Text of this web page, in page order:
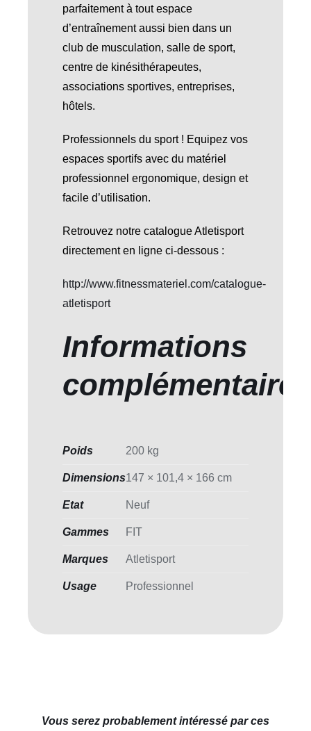
parfaitement à tout espace
d’entraînement aussi bien dans un
club de musculation, salle de sport,
centre de kinésithérapeutes,
associations sportives, entreprises,
hôtels.
Professionnels du sport ! Equipez vos
espaces sportifs avec du matériel
professionnel ergonomique, design et
facile d’utilisation.
Retrouvez notre catalogue Atletisport
directement en ligne ci-dessous :
http://www.fitnessmateriel.com/catalogue-
atletisport
Informations
complémentaires
Poids 200 kg
Dimensions147 × 101,4 × 166 cm
Etat Neuf
Gammes FIT
Marques Atletisport
Usage Professionnel
Vous serez probablement intéressé par ces